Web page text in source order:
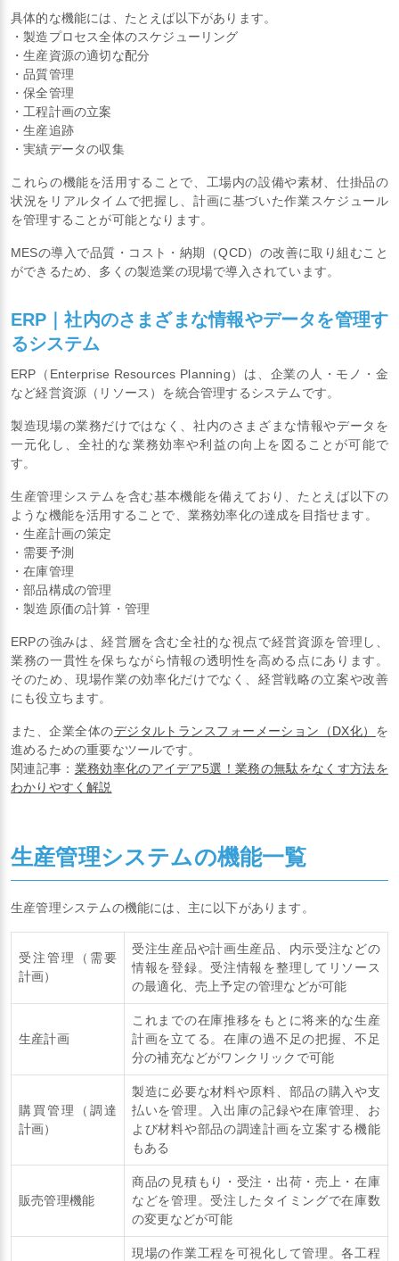
具体的な機能には、たとえば以下があります。
・製造プロセス全体のスケジューリング
・生産資源の適切な配分
・品質管理
・保全管理
・工程計画の立案
・生産追跡
・実績データの収集
これらの機能を活用することで、工場内の設備や素材、仕掛品の
状況をリアルタイムで把握し、計画に基づいた作業スケジュール
を管理することが可能となります。
MESの導入で品質・コスト・納期（QCD）の改善に取り組むこと
ができるため、多くの製造業の現場で導入されています。
ERP｜社内のさまざまな情報やデータを管理す
るシステム
ERP（Enterprise Resources Planning）は、企業の人・モノ・金
など経営資源（リソース）を統合管理するシステムです。
製造現場の業務だけではなく、社内のさまざまな情報やデータを
一元化し、全社的な業務効率や利益の向上を図ることが可能で
す。
生産管理システムを含む基本機能を備えており、たとえば以下の
ような機能を活用することで、業務効率化の達成を目指せます。
・生産計画の策定
・需要予測
・在庫管理
・部品構成の管理
・製造原価の計算・管理
ERPの強みは、経営層を含む全社的な視点で経営資源を管理し、
業務の一貫性を保ちながら情報の透明性を高める点にあります。
そのため、現場作業の効率化だけでなく、経営戦略の立案や改善
にも役立ちます。
また、企業全体のデジタルトランスフォーメーション（DX化） を
進めるための重要なツールです。
関連記事： 業務効率化のアイデア5選！業務の無駄をなくす方法を
わかりやすく解説
生産管理システムの機能一覧
生産管理システムの機能には、主に以下があります。
受注管理（需要
計画）
受注生産品や計画生産品、内示受注などの
情報を登録。受注情報を整理してリソース
の最適化、売上予定の管理などが可能
生産計画
これまでの在庫推移をもとに将来的な生産
計画を立てる。在庫の過不足の把握、不足
分の補充などがワンクリックで可能
購買管理（調達
計画）
製造に必要な材料や原料、部品の購入や支
払いを管理。入出庫の記録や在庫管理、お
よび材料や部品の調達計画を立案する機能
もある
販売管理機能
商品の見積もり・受注・出荷・売上・在庫
などを管理。受注したタイミングで在庫数
の変更などが可能
現場の作業工程を可視化して管理。各工程